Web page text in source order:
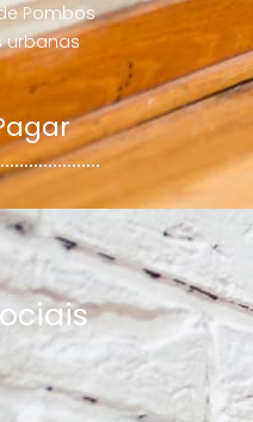
Pombos
urbanas